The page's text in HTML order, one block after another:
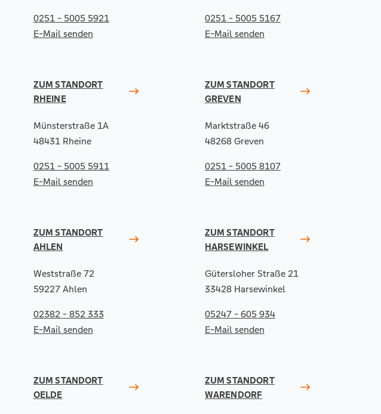
0251 - 5005 5921
E-Mail senden
0251 - 5005 5167
E-Mail senden
ZUM STANDORT
RHEINE
Münsterstraße 1A
48431 Rheine
0251 - 5005 5911
E-Mail senden
ZUM STANDORT
GREVEN
Marktstraße 46
48268 Greven
0251 - 5005 8107
E-Mail senden
ZUM STANDORT
AHLEN
Weststraße 72
59227 Ahlen
02382 - 852 333
E-Mail senden
ZUM STANDORT
HARSEWINKEL
Gütersloher Straße 21
33428 Harsewinkel
05247 - 605 934
E-Mail senden
ZUM STANDORT
OELDE
ZUM STANDORT
WARENDORF